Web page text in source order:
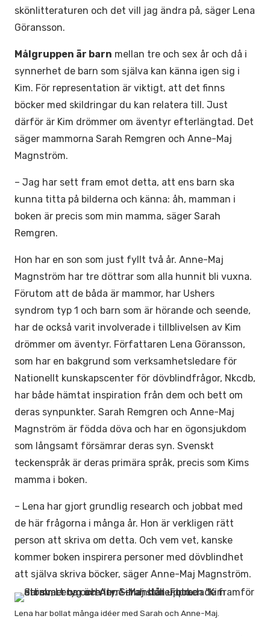
skönlitteraturen och det vill jag ändra på, säger Lena
Göransson.
Målgruppen är barn mellan tre och sex år och då i
synnerhet de barn som själva kan känna igen sig i
Kim. För representation är viktigt, att det finns
böcker med skildringar du kan relatera till. Just
därför är Kim drömmer om äventyr efterlängtad. Det
säger mammorna Sarah Remgren och Anne-Maj
Magnström.
– Jag har sett fram emot detta, att ens barn ska
kunna titta på bilderna och känna: åh, mamman i
boken är precis som min mamma, säger Sarah
Remgren.
Hon har en son som just fyllt två år. Anne-Maj
Magnström har tre döttrar som alla hunnit bli vuxna.
Förutom att de båda är mammor, har Ushers
syndrom typ 1 och barn som är hörande och seende,
har de också varit involverade i tillblivelsen av Kim
drömmer om äventyr. Författaren Lena Göransson,
som har en bakgrund som verksamhetsledare för
Nationellt kunskapscenter för dövblindfrågor, Nkcdb,
har både hämtat inspiration från dem och bett om
deras synpunkter. Sarah Remgren och Anne-Maj
Magnström är födda döva och har en ögonsjukdom
som långsamt försämrar deras syn. Svenskt
teckenspråk är deras primära språk, precis som Kims
mamma i boken.
– Lena har gjort grundlig research och jobbat med
de här frågorna i många år. Hon är verkligen rätt
person att skriva om detta. Och vem vet, kanske
kommer boken inspirera personer med dövblindhet
att själva skriva böcker, säger Anne-Maj Magnström.
Lena har bollat många idéer med Sarah och Anne-Maj.